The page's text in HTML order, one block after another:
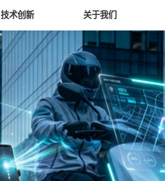
技术创新 关于我们